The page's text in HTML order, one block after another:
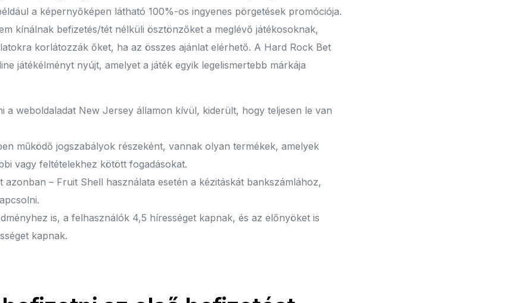
a képernyőképen látható 100%-os ingyenes pörgetések promóciója.
kínálnak befizetés/tét nélküli ösztönzőket a meglévő játékosoknak,
korlátozzák őket, ha az összes ajánlat elérhető. A Hard Rock Bet
játékélményt nyújt, amelyet a játék egyik legelismertebb márkája
a weboldaladat New Jersey államon kívül, kiderült, hogy teljesen le van
működő jogszabályok részeként, vannak olyan termékek, amelyek
vagy feltételekhez kötött fogadásokat.
azonban – Fruit Shell használata esetén a kézitáskát bankszámlához,
is, a felhasználók 4,5 hírességet kapnak, és az előnyöket is
kapnak.